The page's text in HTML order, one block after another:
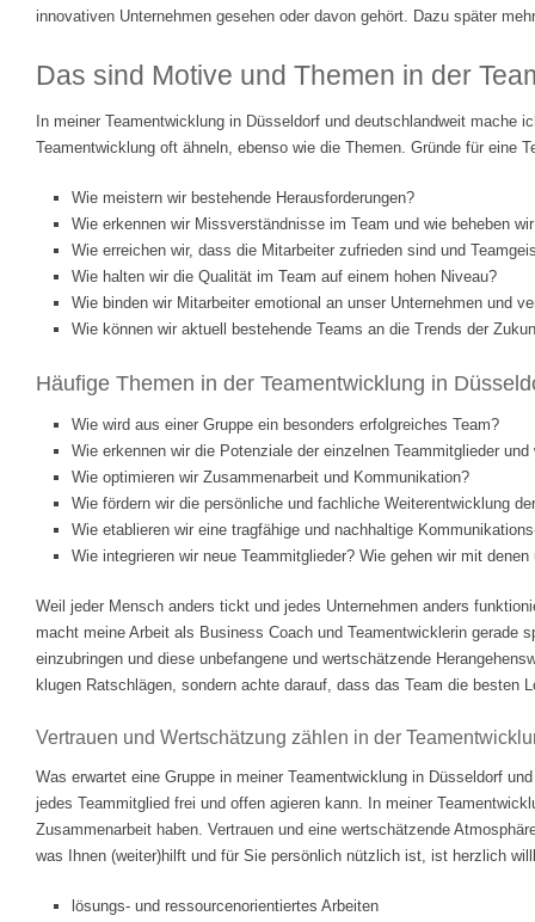
innovativen Unternehmen gesehen oder davon gehört. Dazu später
Das sind Motive und Themen in der
In meiner Teamentwicklung in Düsseldorf und deutschlandweit
Teamentwicklung oft ähneln, ebenso wie die Themen. Gründe für eine
Wie meistern wir bestehende Herausforderungen?
Wie erkennen wir Missverständnisse im Team und wie beheben
Wie erreichen wir, dass die Mitarbeiter zufrieden sind und
Wie halten wir die Qualität im Team auf einem hohen Niveau?
Wie binden wir Mitarbeiter emotional an unser Unternehmen und
Wie können wir aktuell bestehende Teams an die Trends der
Häufige Themen in der Teamentwicklung in
Wie wird aus einer Gruppe ein besonders erfolgreiches Team?
Wie erkennen wir die Potenziale der einzelnen Teammitglieder
Wie optimieren wir Zusammenarbeit und Kommunikation?
Wie fördern wir die persönliche und fachliche Weiterentwicklung
Wie etablieren wir eine tragfähige und nachhaltige
Wie integrieren wir neue Teammitglieder? Wie gehen wir mit
Weil jeder Mensch anders tickt und jedes Unternehmen anders
macht meine Arbeit als Business Coach und Teamentwicklerin gerade
einzubringen und diese unbefangene und wertschätzende
klugen Ratschlägen, sondern achte darauf, dass das Team die
Vertrauen und Wertschätzung zählen in der
Was erwartet eine Gruppe in meiner Teamentwicklung in Düsseldorf
jedes Teammitglied frei und offen agieren kann. In meiner
Zusammenarbeit haben. Vertrauen und eine wertschätzende
was Ihnen (weiter)hilft und für Sie persönlich nützlich ist, ist herzlich
lösungs- und ressourcenorientiertes Arbeiten